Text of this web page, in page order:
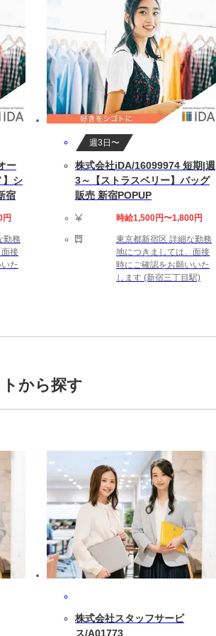
します
す
20～20(時間/月)です。
中の方もお気軽にご相談ください。
環境：【たばこ：分煙】
対応の経験をお持ちの方は歓迎いたします！
ー
】シ
宿
勤務
接
た
週3日〜
株式会社iDA/16099974 短期|週
3～【ストラスベリー】バッグ
販売 新宿POPUP
時給1,500円〜1,800円
東京都新宿区 詳細な勤務
地につきましては、面接
時にご確認をお願いいた
します (新宿三丁目駅)
から探す
株式会社スタッフサービ
ス/A01773